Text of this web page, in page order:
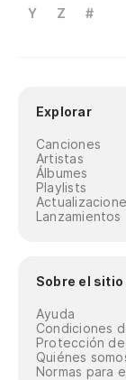
Y
Z #
Explorar
Canciones
Artistas
Álbumes
Playlists
Lanzamientos
Sobre el sitio
Ayuda
Condiciones
Protección
Quiénes
Normas para